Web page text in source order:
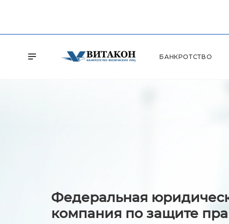
БАНКРОТСТВО
Федеральная
компания по защите